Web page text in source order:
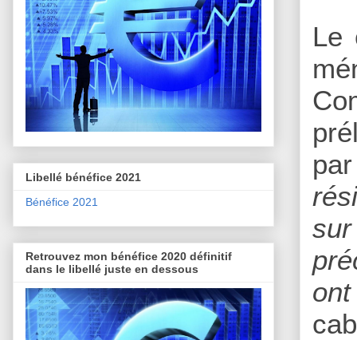
Le
Libellé bénéfice 2021
Bénéfice 2021
Retrouvez mon bénéfice 2020 définitif
dans le libellé juste en dessous